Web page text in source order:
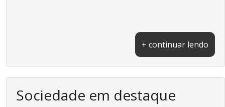
+ continuar lendo
Sociedade em destaque